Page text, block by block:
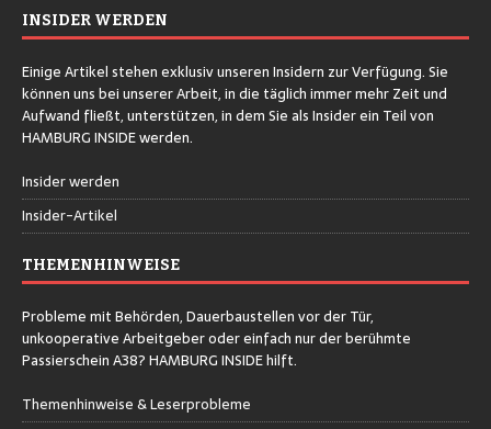
INSIDER WERDEN
Einige Artikel stehen exklusiv unseren Insidern zur Verfügung. Sie
können uns bei unserer Arbeit, in die täglich immer mehr Zeit und
Aufwand fließt, unterstützen, in dem Sie als Insider ein Teil von
HAMBURG INSIDE werden.
Insider werden
Insider-Artikel
THEMENHINWEISE
Probleme mit Behörden, Dauerbaustellen vor der Tür,
unkooperative Arbeitgeber oder einfach nur der berühmte
Passierschein A38? HAMBURG INSIDE hilft.
Themenhinweise & Leserprobleme